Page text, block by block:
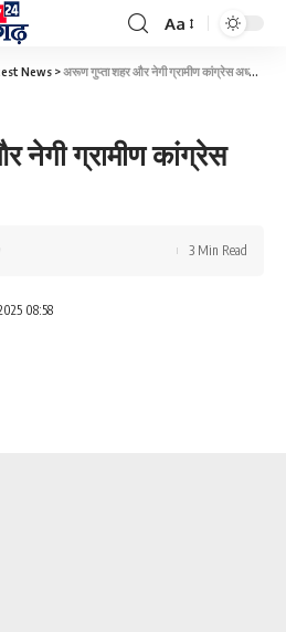
Font
Resizer
Aa
News >अरूण गुप्ता शहर और नेगी ग्रामीण कांग्रेस अध्यक्ष होंगे !
नेगी ग्रामीण कांग्रेस
08:58
3 Min Read